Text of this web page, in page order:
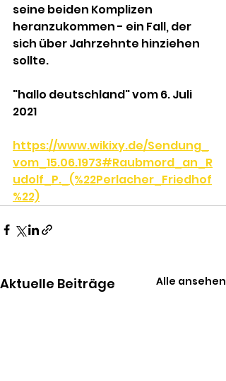
seine beiden Komplizen
heranzukommen - ein Fall, der
sich über Jahrzehnte hinziehen
sollte.
"hallo deutschland" vom 6. Juli
2021
https://www.wikixy.de/Sendung_
vom_15.06.1973#Raubmord_an_R
udolf_P._(%22Perlacher_Friedhof
%22)
Aktuelle Beiträge Alle ansehen